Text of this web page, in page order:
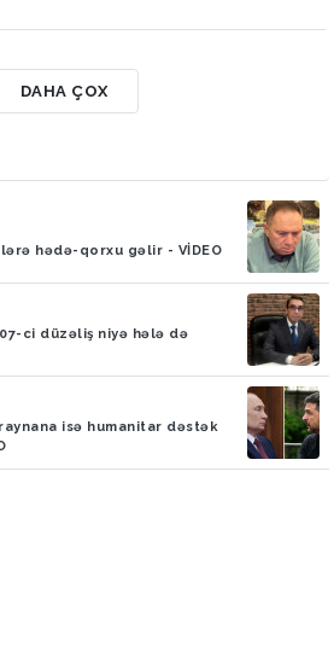
DAHA ÇOX
hədə-qorxu gəlir - VİDEO
ci düzəliş niyə hələ də
isə humanitar dəstək